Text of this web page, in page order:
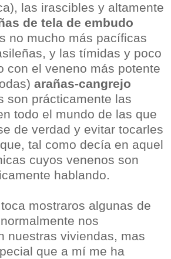
las irascibles y altamente
de tela de embudo
no mucho más pacíficas
y las tímidas y poco
con el veneno más potente
arañas-cangrejo
son prácticamente las
todo el mundo de las que
de verdad y evitar tocarles
tal como decía en aquel
cuyos venenos son
hablando.
mostraros algunas de
nos
nuestras viviendas, mas
que a mí me ha